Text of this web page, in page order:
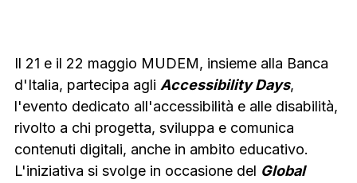
Il 21 e il 22 maggio MUDEM, insieme alla Banca
d'Italia, partecipa agli Accessibility Days,
l'evento dedicato all'accessibilità e alle disabilità,
rivolto a chi progetta, sviluppa e comunica
contenuti digitali, anche in ambito educativo.
L'iniziativa si svolge in occasione del Global